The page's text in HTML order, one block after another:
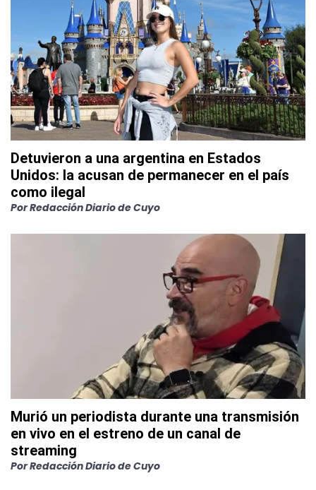
Detuvieron a una argentina en Estados
Unidos: la acusan de permanecer en el país
como ilegal
PorRedacción Diario de Cuyo
Murió un periodista durante una transmisión
en vivo en el estreno de un canal de
streaming
PorRedacción Diario de Cuyo